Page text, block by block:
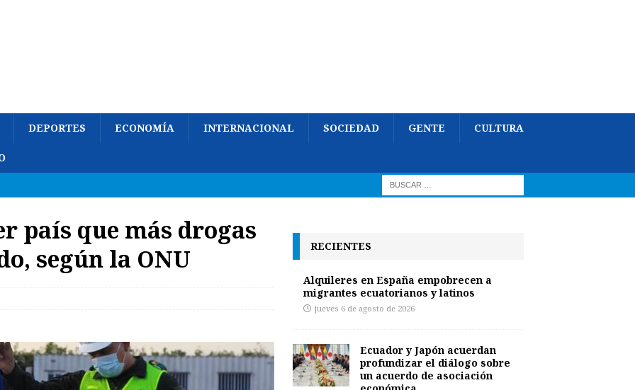
DEPORTES ECONOMÍA INTERNACIONAL SOCIEDAD GENTE CULTURA
país que más drogas
según la ONU
RECIENTES
Alquileres en España empobrecen a
migrantes ecuatorianos y latinos
jueves 6 de agosto de 2026
Ecuador y Japón acuerdan
profundizar el diálogo sobre
un acuerdo de asociación